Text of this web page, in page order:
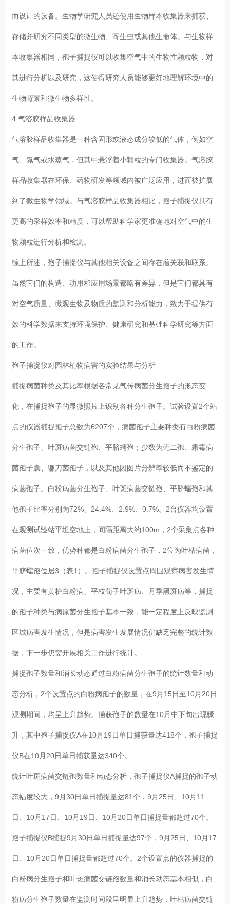
而设计的设备。生物学研究人员还使用生物样本收集器来捕获、
存储并研究不同类型的微生物、寄生虫或其他生命体。与生物样
本收集器相同，孢子捕捉仪可以收集空气中的生物性颗粒物，对
其进行分析以及研究，这使得研究人员能够更好地理解环境中的
生物背景和微生物多样性。
4.气溶胶样品收集器
气溶胶样品收集器是一种含固形或液态成分较低的气体，例如空
气、氮气或水蒸气，但其中悬浮着小颗粒的专门收集器。气溶胶
样品收集器在环保、药物研发等领域内被广泛应用，进而被扩展
到了微生物学领域。与气溶胶样品收集器相比，孢子捕捉仪具有
更高的采样效率和精度，可以帮助科学家更准确地对空气中的生
物颗粒进行分析和检测。
综上所述，孢子捕捉仪与其他相关设备之间存在着关联和联系。
虽然它们的构造、功用和应用场景都略有差异，但是它们都具有
对空气质量、微观生物及物质的监测和分析能力，致力于提供有
效的科学数据来支持环境保护、健康研究和基础科学研究等方面
的工作。
孢子捕捉仪对园林植物病害的实验结果与分析
捕捉病菌种类及其比率根据各常见气传病菌分生孢子的形态变
化，在捕捉孢子的显微照片上识别各种分生孢子。试验设置2个站
点的仪器捕捉孢子总数为6207个，病菌孢子主要种类有白粉病菌
分生孢子、叶斑病菌交链孢、平脐蠕孢；少数为壳二孢、霜霉病
菌孢子囊、镰刀菌孢子，以及其他因图片分辨率较低而不鉴定的
病菌孢子。白粉病菌分生孢子、叶斑病菌交链孢、平脐蠕孢和其
他孢子比率分别为72%、24.4%、2.9%、0.7%。2台仪器均设置
在观测试验站平坦空地上，间隔距离大约100m，2个采集点各种
病菌位次一致，优势种都是白粉病菌分生孢子，2位为叶枯病菌，
平脐蠕孢位居3（表1）。孢子捕捉仪设置点周围观察病害发生情
况，主要有黄栌白粉病、平枝荀子叶斑病、月季黑斑病等，捕捉
的孢子种类与病原菌分生孢子基本一致，能一定程度上反映监测
区域病害发生情况，但是病害发生发展情况仍缺乏完整的统计数
据，下一步仍需开展相关工作进行统计。
捕捉孢子数量和消长动态通过白粉病菌分生孢子的统计数量和动
态分析，2个设置点的白粉病孢子的数量，在9月15日至10月20日
观测期间，均呈上升趋势。捕获孢子的数量在10月中下旬出现骤
升，其中孢子捕捉仪A在10月19日单日捕获量达418个，孢子捕捉
仪B在10月20日单日捕获量达340个。
统计叶斑病菌交链孢数量和动态分析，孢子捕捉仪A捕捉的孢子动
态幅度较大，9月30日单日捕捉量达81个，9月25日、10月11
日、10月17日、10月19日、10月20日单日捕捉量都超过70个。
孢子捕捉仪B捕捉9月30日单日捕捉量达97个，9月25日、10月17
日、10月20日单日捕捉量都超过70个。2个设置点的仪器捕捉的
白粉病分生孢子和叶斑病菌交链孢数量和消长动态基本相似，白
粉病分生孢子数量在监测时间段呈明显上升趋势，叶枯病菌交链